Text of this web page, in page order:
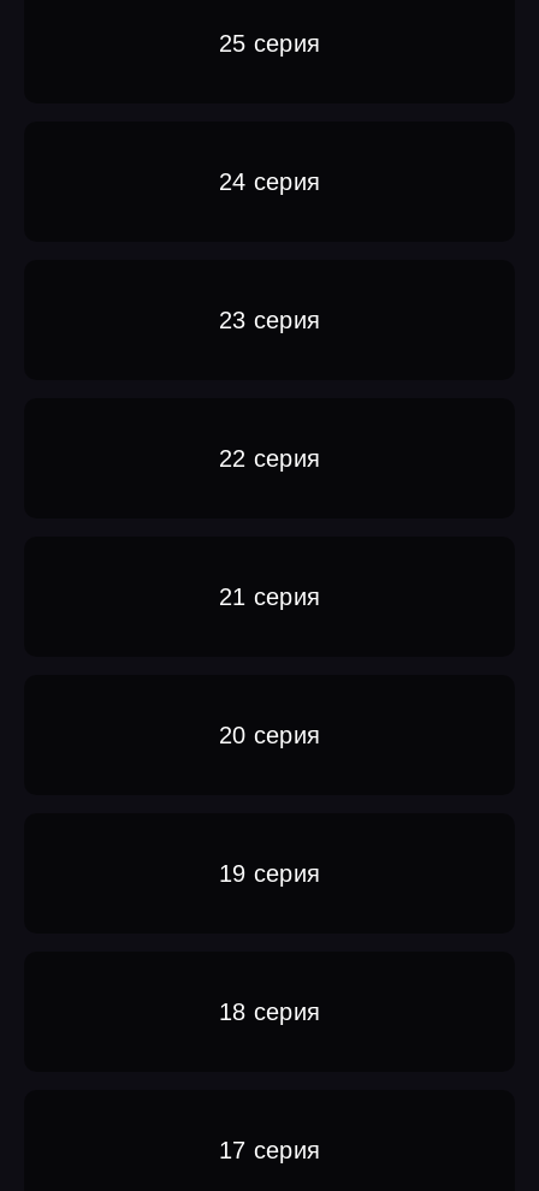
25 серия
24 серия
23 серия
22 серия
21 серия
20 серия
19 серия
18 серия
17 серия